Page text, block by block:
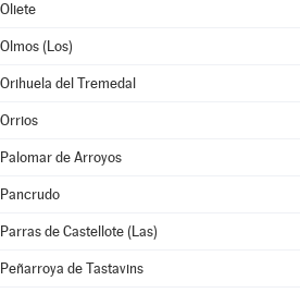
Oliete
Olmos (Los)
Orihuela del Tremedal
Orrios
Palomar de Arroyos
Pancrudo
Parras de Castellote (Las)
Peñarroya de Tastavins